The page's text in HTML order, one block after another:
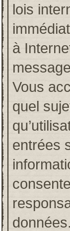
lois
à
Vous
quel
entrées
données.